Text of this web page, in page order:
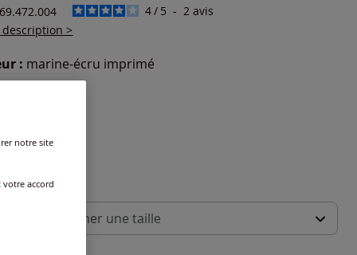
4/ 5 - 2avis
description >
: marine-écru imprimé
une couleur :
:
sélectionner une taille
notre site
accord